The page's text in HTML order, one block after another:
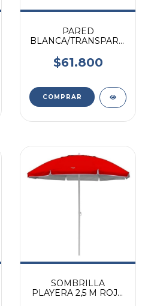
PARED
BLANCA/TRANSPARENTE
$61.800
SOMBRILLA
PLAYERA 2,5 M ROJO